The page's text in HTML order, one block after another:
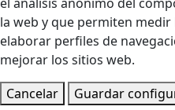
la web y que permiten
elaborar perfiles de
mejorar los sitios web.
Cancelar
Guardar